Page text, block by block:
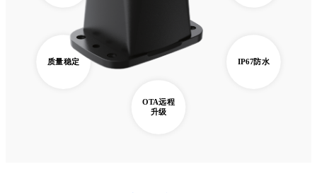
IP67防水
质量稳定
OTA远程
升级